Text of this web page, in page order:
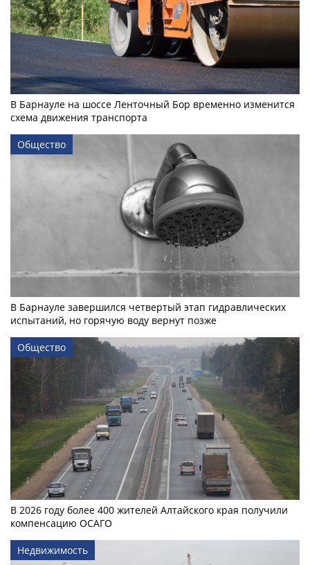
В Барнауле на шоссе Ленточный Бор временно изменится
схема движения транспорта
Общество
В Барнауле завершился четвертый этап гидравлических
испытаний, но горячую воду вернут позже
Общество
В 2026 году более 400 жителей Алтайского края получили
компенсацию ОСАГО
Недвижимость